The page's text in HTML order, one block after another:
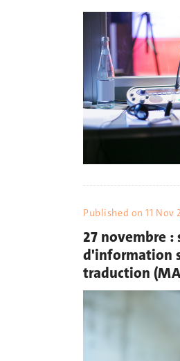
Published on11 Nov
27 novembre :
d'information
traduction